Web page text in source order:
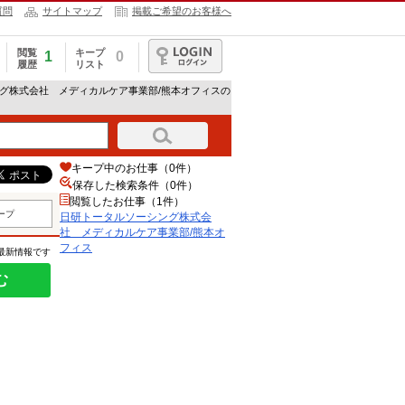
問 サイトマップ 掲載ご希望のお客様へ
閲覧
履歴
1
キープ
リスト
0
ログイン
株式会社 メディカルケア事業部/熊本オフィスの
プ
新情報です
キープ中のお仕事（0件）
保存した検索条件（0件）
閲覧したお仕事（1件）
日研トータルソーシング株式会
社 メディカルケア事業部/熊本オ
フィス